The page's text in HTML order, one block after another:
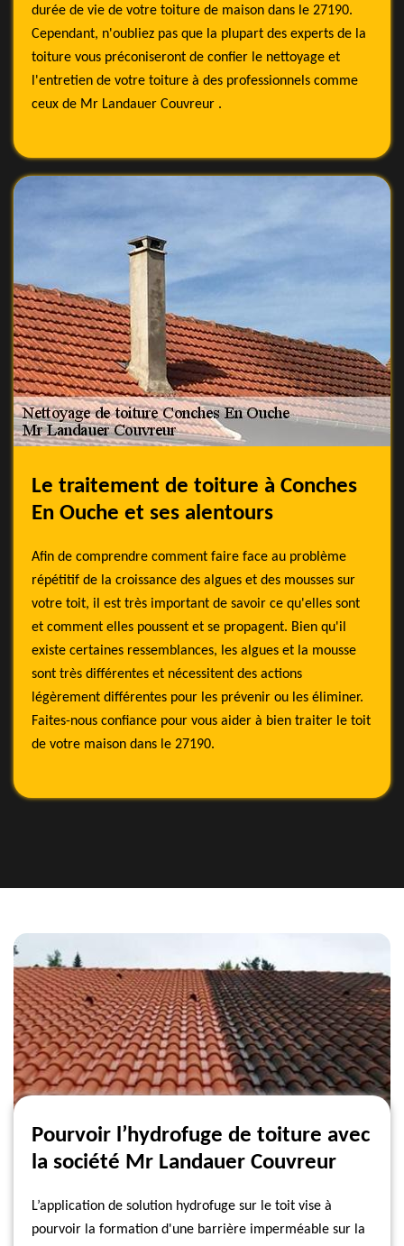
durée de vie de votre toiture de maison dans le 27190.
Cependant, n'oubliez pas que la plupart des experts de la
toiture vous préconiseront de confier le nettoyage et
l'entretien de votre toiture à des professionnels comme
ceux de Mr Landauer Couvreur .
Le traitement de toiture à Conches
En Ouche et ses alentours
Afin de comprendre comment faire face au problème
répétitif de la croissance des algues et des mousses sur
votre toit, il est très important de savoir ce qu'elles sont
et comment elles poussent et se propagent. Bien qu'il
existe certaines ressemblances, les algues et la mousse
sont très différentes et nécessitent des actions
légèrement différentes pour les prévenir ou les éliminer.
Faites-nous confiance pour vous aider à bien traiter le toit
de votre maison dans le 27190.
Pourvoir l’hydrofuge de toiture avec
la société Mr Landauer Couvreur
L’application de solution hydrofuge sur le toit vise à
pourvoir la formation d'une barrière imperméable sur la